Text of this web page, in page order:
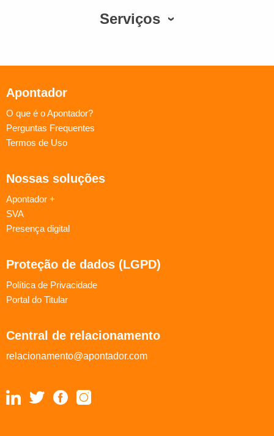
Serviços
Apontador
O que é o Apontador?
Perguntas Frequentes
Termos de Uso
Nossas soluções
Apontador +
SVA
Presença digital
Proteção de dados (LGPD)
Política de Privacidade
Portal do Titular
Central de relacionamento
relacionamento@apontador.com